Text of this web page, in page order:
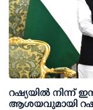
റഷ്യയില്‍ നിന്ന്
ആശയവുമായി